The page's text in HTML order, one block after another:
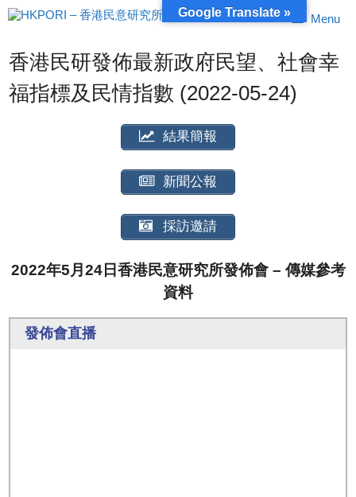
跳
至
容
Menu
香港民研發佈最新政府民望、社會幸
福指標及民情指數 (2022-05-24)
結果簡報
新聞公報
採訪邀請
2022年5月24日香港民意研究所發佈會 – 傳媒參考
資料
發佈會直播
Google Translate »